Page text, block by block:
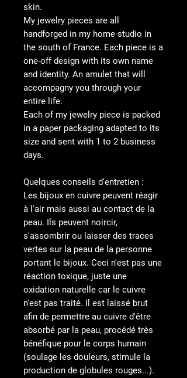
skin.
My jewelry pieces are all
handforged in my home studio in
the south of France. Each piece is a
one-off design with its own name
and identity. An amulet that will
accompagny you through your
entire life.
Each of my jewelry piece is packed
in a paper packaging adapted to its
size and sent with 1 to 2 business
days.
Quelques conseils d'entretien :
Les bijoux en cuivre peuvent réagir
à l'air mais aussi au contact de la
peau. Ils peuvent noircir,
s'assombrir ou laisser des traces
vertes sur la peau de la personne
portant le bijoux. Ceci n'est pas une
réaction toxique, juste une
oxidation naturelle car le cuivre
n'est pas traité. Il est laissé brut
afin de permettre au cuivre d'être
absorbé par la peau, procédé très
bénéfique pour le corps humain
(soulage les douleurs, stimule la
production de globules rouges...).